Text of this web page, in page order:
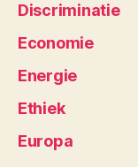
Discriminatie
Economie
Energie
Ethiek
Europa